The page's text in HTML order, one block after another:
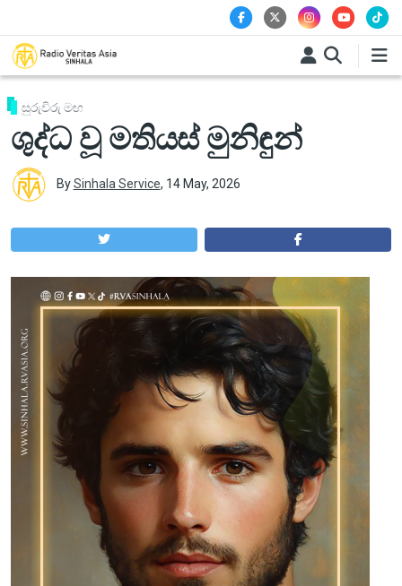
සුරුවිරු මඟ
ශුද්ධ වූ මතියස් මුනිඳුන්
BySinhala Service, 14 May, 2026